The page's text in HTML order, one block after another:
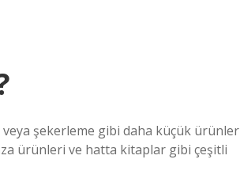
şekerleme gibi daha küçük
ürünleri ve hatta kitaplar gibi çeşitli